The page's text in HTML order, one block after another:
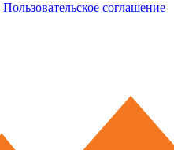
Пользовательское соглашение